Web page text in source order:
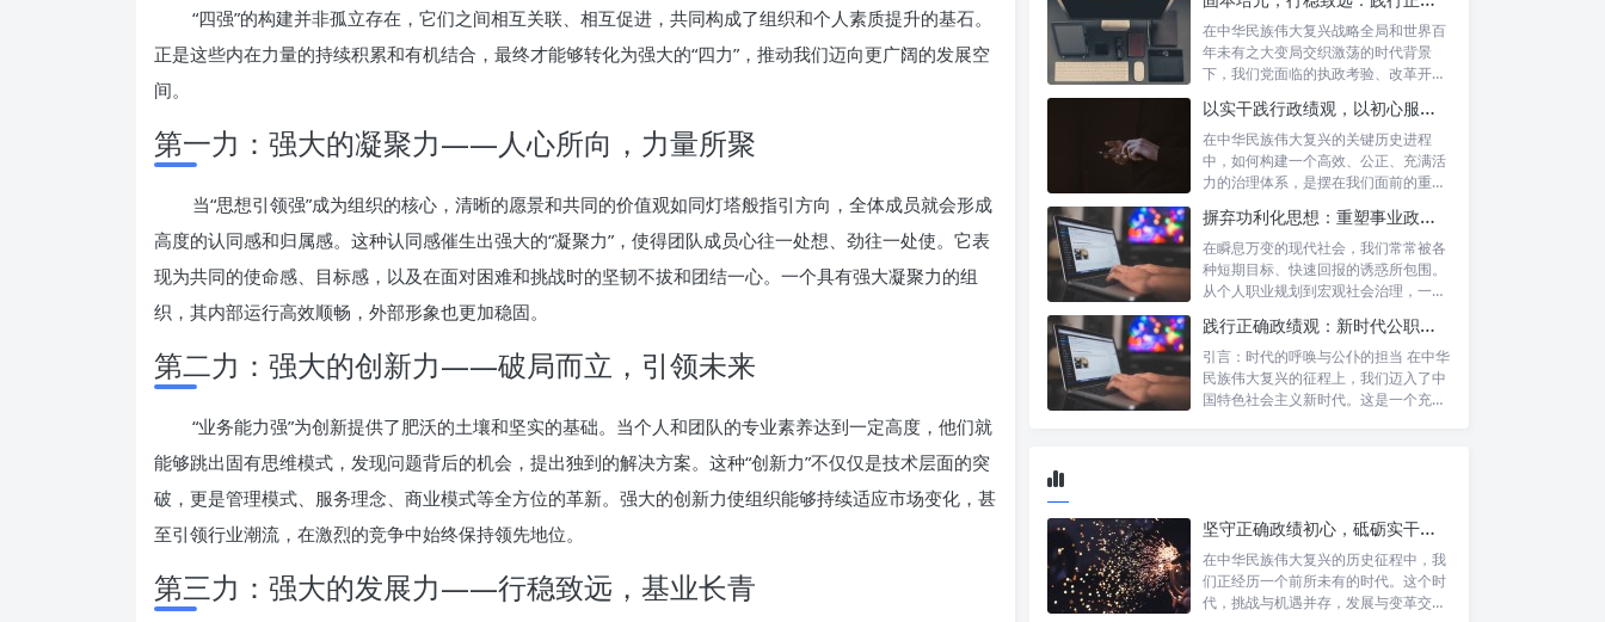
“四强”的构建并非孤立存在，它们之间相互关联、相互促进，共同构成了组织和个人素质提升的基石。
正是这些内在力量的持续积累和有机结合，最终才能够转化为强大的“四力”，推动我们迈向更广阔的发展空
间。
第一力：强大的凝聚力——人心所向，力量所聚
当“思想引领强”成为组织的核心，清晰的愿景和共同的价值观如同灯塔般指引方向，全体成员就会形成
高度的认同感和归属感。这种认同感催生出强大的“凝聚力”，使得团队成员心往一处想、劲往一处使。它表
现为共同的使命感、目标感，以及在面对困难和挑战时的坚韧不拔和团结一心。一个具有强大凝聚力的组
织，其内部运行高效顺畅，外部形象也更加稳固。
第二力：强大的创新力——破局而立，引领未来
“业务能力强”为创新提供了肥沃的土壤和坚实的基础。当个人和团队的专业素养达到一定高度，他们就
能够跳出固有思维模式，发现问题背后的机会，提出独到的解决方案。这种“创新力”不仅仅是技术层面的突
破，更是管理模式、服务理念、商业模式等全方位的革新。强大的创新力使组织能够持续适应市场变化，甚
至引领行业潮流，在激烈的竞争中始终保持领先地位。
第三力：强大的发展力——行稳致远，基业长青
在中华民族伟大复兴战略全局和世界百
年未有之大变局交织激荡的时代背景
下，我们党面临的执政考验、改革开放
以实干践行政绩观，以初心服务群众：新时代治理的灯塔与指南
在中华民族伟大复兴的关键历史进程
中，如何构建一个高效、公正、充满活
力的治理体系，是摆在我们面前的重要
摒弃功利化思想：重塑事业政绩观，驱动社会高质量发展
在瞬息万变的现代社会，我们常常被各
种短期目标、快速回报的诱惑所包围。
从个人职业规划到宏观社会治理，一种
践行正确政绩观：新时代公职人员的使命与担当
引言：时代的呼唤与公仆的担当 在中华
民族伟大复兴的征程上，我们迈入了中
国特色社会主义新时代。这是一个充满
坚守正确政绩初心，砥砺实干担当精神：锚定新时代高质量发展的精神坐标
在中华民族伟大复兴的历史征程中，我
们正经历一个前所未有的时代。这个时
代，挑战与机遇并存，发展与变革交